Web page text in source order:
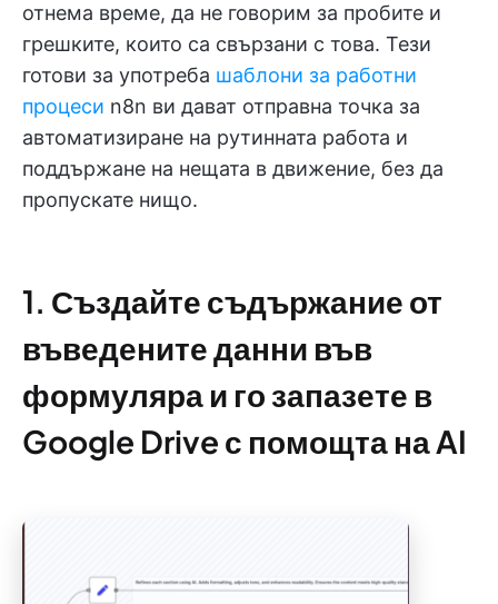
отнема време, да не говорим за пробите и
грешките, които са свързани с това. Тези
готови за употреба шаблони за работни
процеси n8n ви дават отправна точка за
автоматизиране на рутинната работа и
поддържане на нещата в движение, без да
пропускате нищо.
1. Създайте съдържание от
въведените данни във
формуляра и го запазете в
Google Drive с помощта на AI